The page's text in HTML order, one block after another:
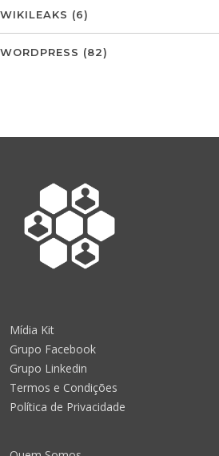
WIKILEAKS (6)
WORDPRESS (82)
Mídia Kit
Grupo Facebook
Grupo Linkedin
Termos e Condições
Política de Privacidade